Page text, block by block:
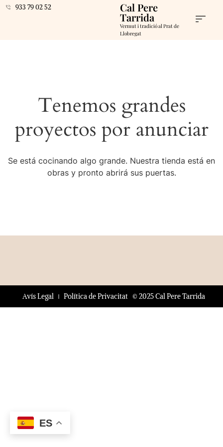
933 79 02 52 Cal Pere
Tarrida
Vermut i tradició al Prat de
Llobregat
Tenemos grandes
proyectos por anunciar
Se está cocinando algo grande. Nuestra tienda está en
obras y pronto abrirá sus puertas.
© 2025 Cal Pere Tarrida
Avís Legal Política de Privacitat
ES